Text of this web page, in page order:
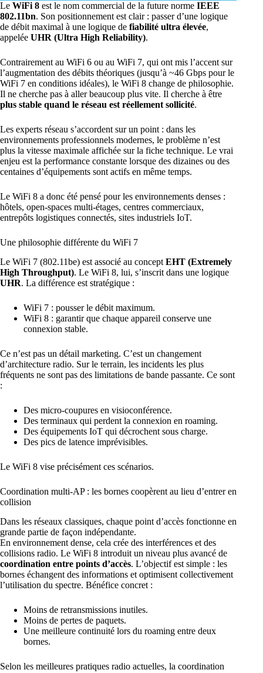
Le WiFi 8 est le nom commercial de la future norme IEEE
802.11bn. Son positionnement est clair : passer d’une logique
de débit maximal à une logique de fiabilité ultra élevée,
appelée UHR (Ultra High Reliability).
Contrairement au WiFi 6 ou au WiFi 7, qui ont mis l’accent sur
l’augmentation des débits théoriques (jusqu’à ~46 Gbps pour le
WiFi 7 en conditions idéales), le WiFi 8 change de philosophie.
Il ne cherche pas à aller beaucoup plus vite. Il cherche à être
plus stable quand le réseau est réellement sollicité.
Les experts réseau s’accordent sur un point : dans les
environnements professionnels modernes, le problème n’est
plus la vitesse maximale affichée sur la fiche technique. Le vrai
enjeu est la performance constante lorsque des dizaines ou des
centaines d’équipements sont actifs en même temps.
Le WiFi 8 a donc été pensé pour les environnements denses :
hôtels, open-spaces multi-étages, centres commerciaux,
entrepôts logistiques connectés, sites industriels IoT.
Une philosophie différente du WiFi 7
Le WiFi 7 (802.11be) est associé au concept EHT (Extremely
High Throughput). Le WiFi 8, lui, s’inscrit dans une logique
UHR. La différence est stratégique :
WiFi 7 : pousser le débit maximum.
WiFi 8 : garantir que chaque appareil conserve une
connexion stable.
Ce n’est pas un détail marketing. C’est un changement
d’architecture radio. Sur le terrain, les incidents les plus
fréquents ne sont pas des limitations de bande passante. Ce sont
:
Des micro-coupures en visioconférence.
Des terminaux qui perdent la connexion en roaming.
Des équipements IoT qui décrochent sous charge.
Des pics de latence imprévisibles.
Le WiFi 8 vise précisément ces scénarios.
Coordination multi-AP : les bornes coopèrent au lieu d’entrer en
collision
Dans les réseaux classiques, chaque point d’accès fonctionne en
grande partie de façon indépendante.
En environnement dense, cela crée des interférences et des
collisions radio. Le WiFi 8 introduit un niveau plus avancé de
coordination entre points d’accès. L’objectif est simple : les
bornes échangent des informations et optimisent collectivement
l’utilisation du spectre. Bénéfice concret :
Moins de retransmissions inutiles.
Moins de pertes de paquets.
Une meilleure continuité lors du roaming entre deux
bornes.
Selon les meilleures pratiques radio actuelles, la coordination